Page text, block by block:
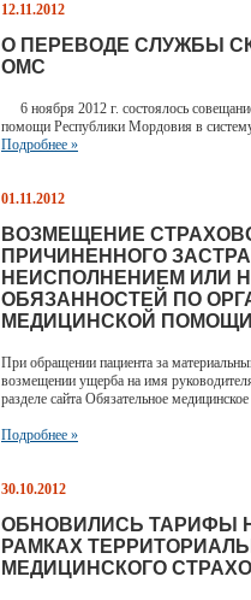
12.11.2012
О ПЕРЕВОДЕ СЛУЖБЫ
ОМС
6 ноября 2012 г. состоялось
помощи Республики Мордовия в систему
Подробнее »
01.11.2012
ВОЗМЕЩЕНИЕ
ПРИЧИНЕННОГО
НЕИСПОЛНЕНИЕМ ИЛИ
ОБЯЗАННОСТЕЙ ПО
МЕДИЦИНСКОЙ ПОМОЩИ
При обращении пациента за
возмещении ущерба на имя
разделе сайта Обязательное
Подробнее »
30.10.2012
ОБНОВИЛИСЬ ТАРИФЫ
РАМКАХ
МЕДИЦИНСКОГО